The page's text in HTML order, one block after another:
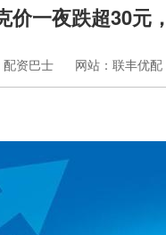
价一夜跌超30元
资巴士 网站：联丰优配